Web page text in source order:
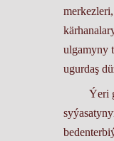
ulgamyny
ugurdaş
Ýeri